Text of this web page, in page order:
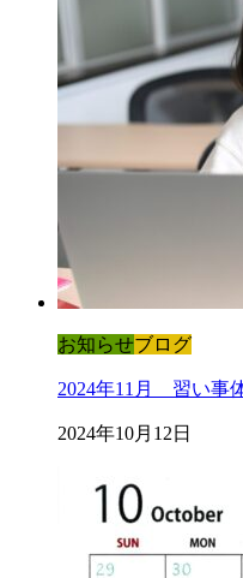
お知らせブログ
2024年11月 習い事
2024年10月12日